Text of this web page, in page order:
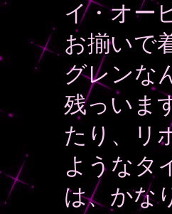
イ・オー
お揃いで
グレンな
残っいま
たり、リ
ようなタ
は、かな